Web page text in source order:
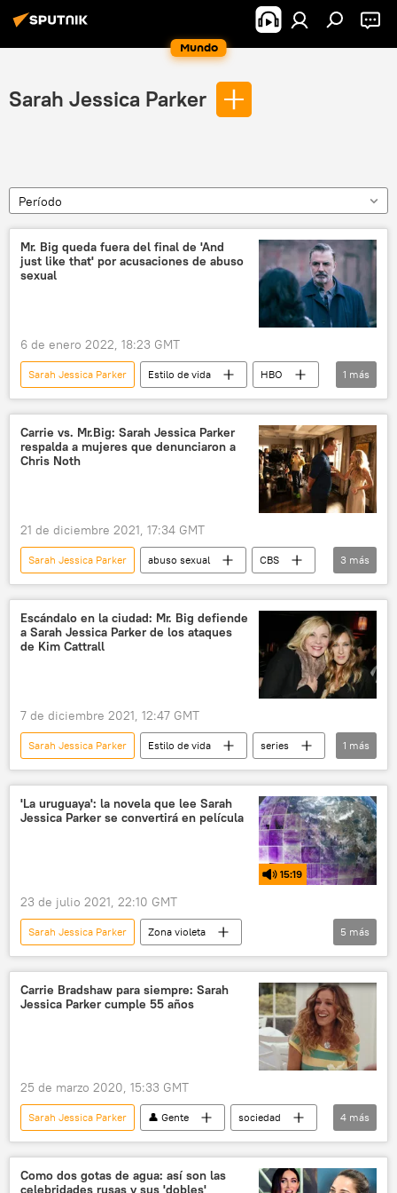
Mundo
Sarah Jessica Parker
Período
Mr. Big queda fuera del final de 'And
just like that' por acusaciones de abuso
sexual
6 de enero 2022, 18:23 GMT
Sarah Jessica Parker Estilo de vida
HBO
👤 Gente
1 más
Carrie vs. Mr.Big: Sarah Jessica Parker
respalda a mujeres que denunciaron a
Chris Noth
21 de diciembre 2021, 17:34 GMT
Sarah Jessica Parker abuso sexual
CBS
Hollywood
👤 Gente Estilo de vida
3 más
Escándalo en la ciudad: Mr. Big defiende
a Sarah Jessica Parker de los ataques
de Kim Cattrall
7 de diciembre 2021, 12:47 GMT
Sarah Jessica Parker Estilo de vida
series
👤 Gente
1 más
'La uruguaya': la novela que lee Sarah
Jessica Parker se convertirá en película
15:19
23 de julio 2021, 22:10 GMT
Sarah Jessica Parker
Zona violeta
Uruguay
Argentina
cine
escritor
actores novela
5 más
Carrie Bradshaw para siempre: Sarah
Jessica Parker cumple 55 años
25 de marzo 2020, 15:33 GMT
Sarah Jessica Parker 👤 Gente
sociedad
cumpleaños
actriz
cine
noticias
4 más
Como dos gotas de agua: así son las
celebridades rusas y sus 'dobles'